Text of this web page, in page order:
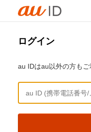
ログイン
au IDはau以外の方もご